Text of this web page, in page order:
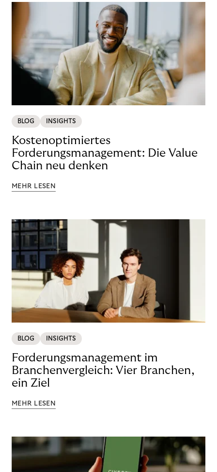
BLOG INSIGHTS
Kostenoptimiertes
Forderungsmanagement: Die Value
Chain neu denken
MEHR LESEN
BLOG INSIGHTS
Forderungsmanagement im
Branchenvergleich: Vier Branchen,
ein Ziel
MEHR LESEN